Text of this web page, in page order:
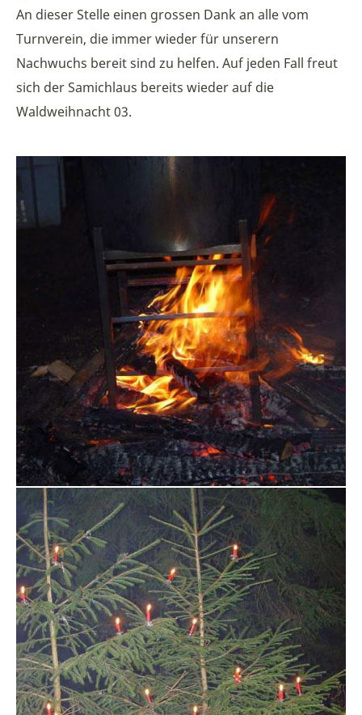
An dieser Stelle einen grossen Dank an alle vom
Turnverein, die immer wieder für unserern
Nachwuchs bereit sind zu helfen. Auf jeden Fall freut
sich der Samichlaus bereits wieder auf die
Waldweihnacht 03.